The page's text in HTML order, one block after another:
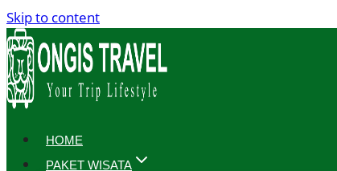
Skip to content
HOME
PAKET WISATA